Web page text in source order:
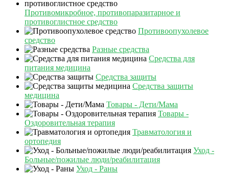
Противомикробное, противопаразитарное и
противоглистное средство
Противоопухолевое
средство
Разные средства
Средства для
питания медицина
Средства защиты
Средства защиты
медицина
Товары - Дети/Мама
Товары -
Оздоровительная терапия
Травматология и
ортопедия
Уход -
Больные/пожилые люди/реабилитация
Уход - Раны